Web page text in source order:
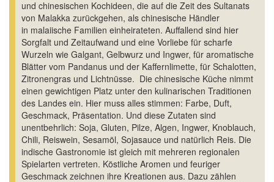
und chinesischen Kochideen, die auf die Zeit des Sultanats
von Malakka zurückgehen, als chinesische Händler
in malaiische Familien einheirateten. Auffallend sind hier
Sorgfalt und Zeitaufwand und eine Vorliebe für scharfe
Wurzeln wie Galgant, Gelbwurz und Ingwer, für aromatische
Blätter vom Pandanus und der Kaffernlimette, für Schalotten,
Zitronengras und Lichtnüsse. Die chinesische Küche nimmt
einen gewichtigen Platz unter den kulinarischen Traditionen
des Landes ein. Hier muss alles stimmen: Farbe, Duft,
Geschmack, Präsentation. Und diese Zutaten sind
unentbehrlich: Soja, Gluten, Pilze, Algen, Ingwer, Knoblauch,
Chili, Reiswein, Sesamöl, Sojasauce und natürlich Reis. Die
indische Gastronomie ist gleich mit mehreren regionalen
Spielarten vertreten. Köstliche Aromen und feuriger
Geschmack zeichnen ihre Kreationen aus. Dazu zählen